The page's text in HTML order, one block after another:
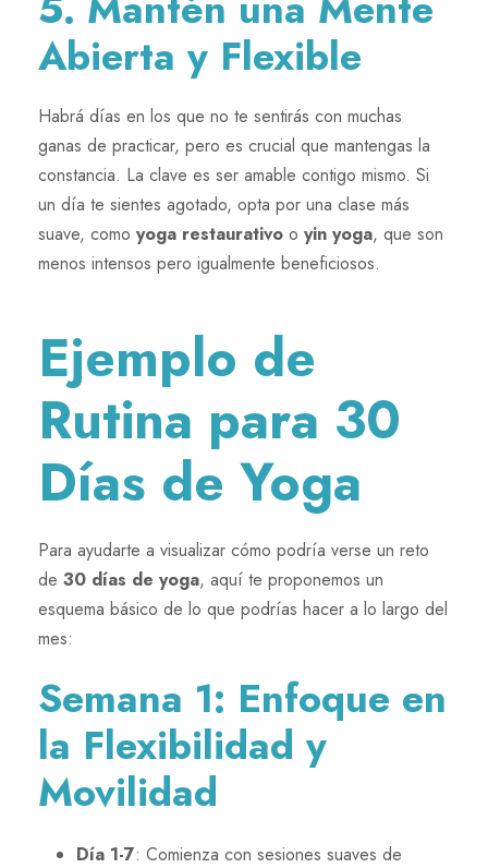
Abierta y Flexible
Habrá días en los que no te sentirás con muchas
ganas de practicar, pero es crucial que mantengas la
constancia. La clave es ser amable contigo mismo. Si
un día te sientes agotado, opta por una clase más
suave, como yoga restaurativo o yin yoga, que son
menos intensos pero igualmente beneficiosos.
Ejemplo de
Rutina para 30
Días de Yoga
Para ayudarte a visualizar cómo podría verse un reto
de 30 días de yoga, aquí te proponemos un
esquema básico de lo que podrías hacer a lo largo del
mes:
Semana 1: Enfoque en
la Flexibilidad y
Movilidad
Día 1-7: Comienza con sesiones suaves de